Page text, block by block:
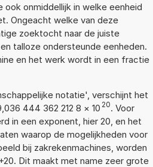
onmiddellijk in welke eenheid
Ongeacht welke van deze
zoektocht naar de juiste
talloze ondersteunde eenheden.
en het werk wordt in een fractie
notatie', verschijnt het
444 362 212 8 × 10 20. Voor
in een exponent, hier 20, en het
waarop de mogelijkheden voor
bij zakrekenmachines, worden
Dit maakt met name zeer grote